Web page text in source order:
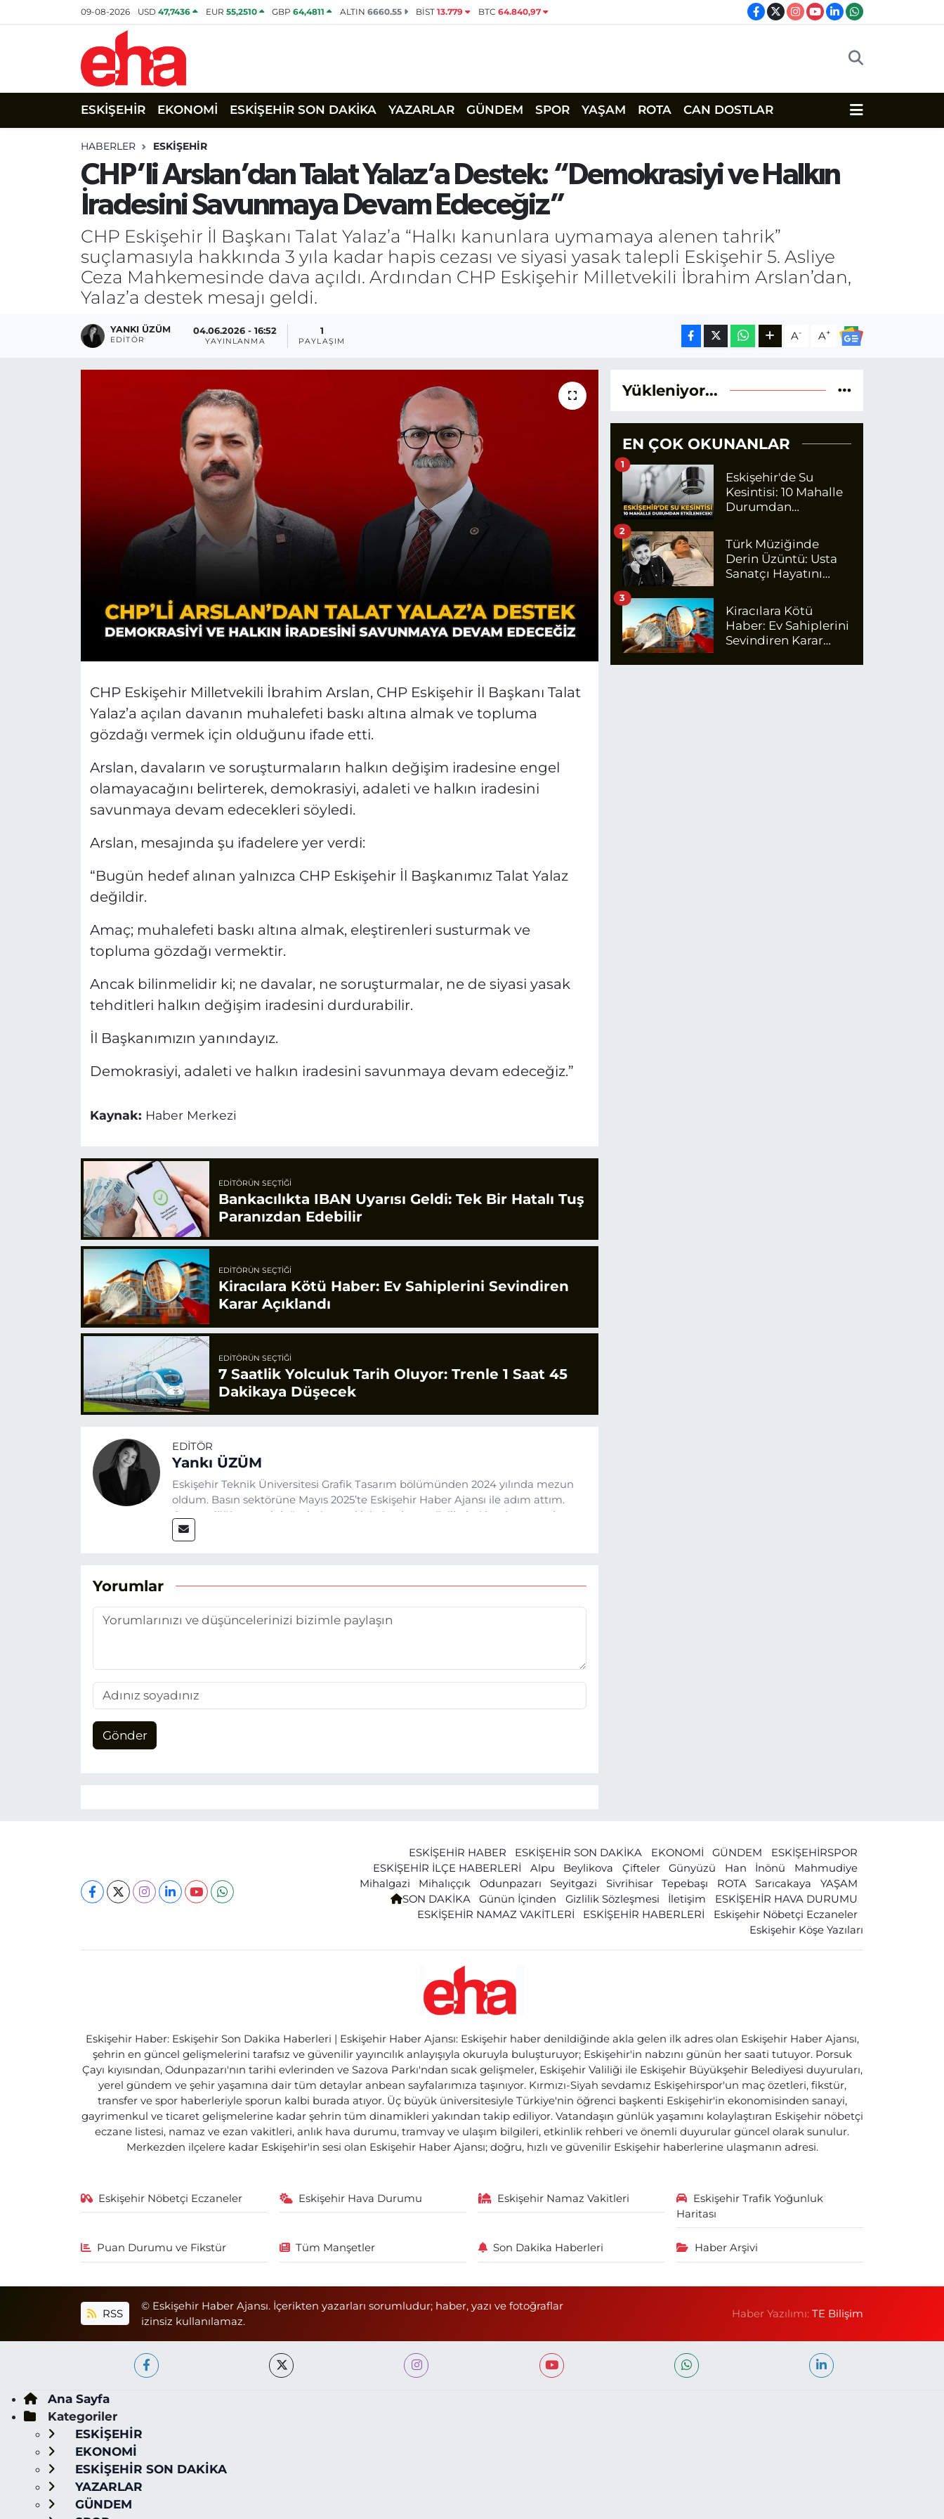
09-08-2026 USD47,7436 EUR 55,2510 GBP64,4811 ALTIN 6660.55 BİST13.779 BTC 64.840,97
ESKİŞEHİR EKONOMİ ESKİŞEHİR SON DAKİKA YAZARLAR GÜNDEM SPOR YAŞAM ROTA CAN DOSTLAR
HABERLER ESKİŞEHİR
CHP’li Arslan’dan Talat Yalaz’a Destek: “Demokrasiyi ve Halkın
İradesini Savunmaya Devam Edeceğiz”
CHP Eskişehir İl Başkanı Talat Yalaz’a “Halkı kanunlara uymamaya alenen tahrik”
suçlamasıyla hakkında 3 yıla kadar hapis cezası ve siyasi yasak talepli Eskişehir 5. Asliye
Ceza Mahkemesinde dava açıldı. Ardından CHP Eskişehir Milletvekili İbrahim Arslan’dan,
Yalaz’a destek mesajı geldi.
YANKI ÜZÜM
EDITÖR
04.06.2026 - 16:52
YAYINLANMA
1
PAYLAŞIM A- A+
CHP Eskişehir Milletvekili İbrahim Arslan, CHP Eskişehir İl Başkanı Talat
Yalaz’a açılan davanın muhalefeti baskı altına almak ve topluma
gözdağı vermek için olduğunu ifade etti.
Arslan, davaların ve soruşturmaların halkın değişim iradesine engel
olamayacağını belirterek, demokrasiyi, adaleti ve halkın iradesini
savunmaya devam edecekleri söyledi.
Arslan, mesajında şu ifadelere yer verdi:
“Bugün hedef alınan yalnızca CHP Eskişehir İl Başkanımız Talat Yalaz
değildir.
Amaç; muhalefeti baskı altına almak, eleştirenleri susturmak ve
topluma gözdağı vermektir.
Ancak bilinmelidir ki; ne davalar, ne soruşturmalar, ne de siyasi yasak
tehditleri halkın değişim iradesini durdurabilir.
İl Başkanımızın yanındayız.
Demokrasiyi, adaleti ve halkın iradesini savunmaya devam edeceğiz.”
Kaynak: Haber Merkezi
EDITÖRÜN SEÇTIĞI
Bankacılıkta IBAN Uyarısı Geldi: Tek Bir Hatalı Tuş
Paranızdan Edebilir
EDITÖRÜN SEÇTIĞI
Kiracılara Kötü Haber: Ev Sahiplerini Sevindiren
Karar Açıklandı
EDITÖRÜN SEÇTIĞI
7 Saatlik Yolculuk Tarih Oluyor: Trenle 1 Saat 45
Dakikaya Düşecek
EDITÖR
Yankı ÜZÜM
Eskişehir Teknik Üniversitesi Grafik Tasarım bölümünden 2024 yılında mezun
oldum. Basın sektörüne Mayıs 2025’te Eskişehir Haber Ajansı ile adım attım.
Gazeteciliğin temel değerlerine sadık kalarak ve etik ilkeleri benimseyerek,
Eskişehir gündemini en doğru ve sıcak şekilde takipçilerimize aktarmayı
Yorumlar
Gönder
Yükleniyor...
EN ÇOK OKUNANLAR
Eskişehir'de Su
Kesintisi: 10 Mahalle
Durumdan
1
Türk Müziğinde
Derin Üzüntü: Usta
Sanatçı Hayatını
2
Kiracılara Kötü
Haber: Ev Sahiplerini
Sevindiren Karar
3
ESKİŞEHİR HABER ESKİŞEHİR SON DAKİKA EKONOMİ GÜNDEM
ESKİŞEHİRSPOR
ESKİŞEHİR İLÇE HABERLERİ
Alpu Beylikova Çifteler Günyüzü Han İnönü
Mahmudiye
Mihalgazi
Mihalıççık Odunpazarı Seyitgazi Sivrihisar Tepebaşı ROTA Sarıcakaya
YAŞAM
SON DAKİKA
Günün İçinden Gizlilik Sözleşmesi İletişim
ESKİŞEHİR HAVA DURUMU
ESKİŞEHİR NAMAZ VAKİTLERİ
ESKİŞEHİR HABERLERİ
Eskişehir Nöbetçi Eczaneler
Eskişehir Köşe Yazıları
Eskişehir Haber: Eskişehir Son Dakika Haberleri | Eskişehir Haber Ajansı: Eskişehir haber denildiğinde akla gelen ilk adres olan Eskişehir Haber Ajansı,
şehrin en güncel gelişmelerini tarafsız ve güvenilir yayıncılık anlayışıyla okuruyla buluşturuyor; Eskişehir'in nabzını günün her saati tutuyor. Porsuk
Çayı kıyısından, Odunpazarı'nın tarihi evlerinden ve Sazova Parkı'ndan sıcak gelişmeler, Eskişehir Valiliği ile Eskişehir Büyükşehir Belediyesi duyuruları,
yerel gündem ve şehir yaşamına dair tüm detaylar anbean sayfalarımıza taşınıyor. Kırmızı-Siyah sevdamız Eskişehirspor'un maç özetleri, fikstür,
transfer ve spor haberleriyle sporun kalbi burada atıyor. Üç büyük üniversitesiyle Türkiye'nin öğrenci başkenti Eskişehir'in ekonomisinden sanayi,
gayrimenkul ve ticaret gelişmelerine kadar şehrin tüm dinamikleri yakından takip ediliyor. Vatandaşın günlük yaşamını kolaylaştıran Eskişehir nöbetçi
eczane listesi, namaz ve ezan vakitleri, anlık hava durumu, tramvay ve ulaşım bilgileri, etkinlik rehberi ve önemli duyurular güncel olarak sunulur.
Merkezden ilçelere kadar Eskişehir'in sesi olan Eskişehir Haber Ajansı; doğru, hızlı ve güvenilir Eskişehir haberlerine ulaşmanın adresi.
Eskişehir Nöbetçi Eczaneler Eskişehir Hava Durumu Eskişehir Namaz Vakitleri
Eskişehir Trafik Yoğunluk
Haritası
Puan Durumu ve Fikstür Tüm Manşetler Son Dakika Haberleri Haber Arşivi
RSS
© Eskişehir Haber Ajansı. İçerikten yazarları sorumludur; haber, yazı ve fotoğraflar
izinsiz kullanılamaz.
Haber Yazılımı:TE Bilişim
Ana Sayfa
Kategoriler
ESKİŞEHİR
EKONOMİ
ESKİŞEHİR SON DAKİKA
YAZARLAR
GÜNDEM